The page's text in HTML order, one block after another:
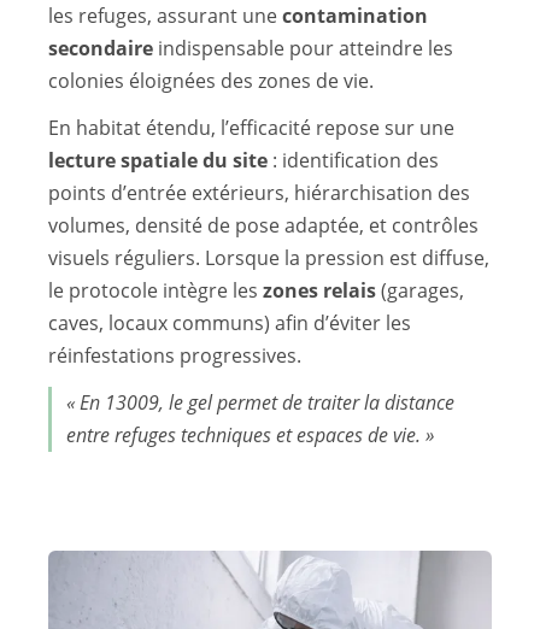
les refuges, assurant unecontamination
secondaire indispensable pour atteindre les
colonies éloignées des zones de vie.
En habitat étendu, l’efficacité repose sur une
lecture spatiale du site : identification des
points d’entrée extérieurs, hiérarchisation des
volumes, densité de pose adaptée, et contrôles
visuels réguliers. Lorsque la pression est diffuse,
le protocole intègre les zones relais(garages,
caves, locaux communs) afin d’éviter les
réinfestations progressives.
« En 13009, le gel permet de traiter la distance
entre refuges techniques et espaces de vie. »